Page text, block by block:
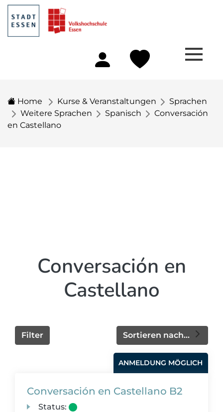
Home Kurse & Veranstaltungen
Sprachen
Weitere Sprachen
Spanisch
Conversación
en Castellano
Conversación en
Castellano
Sortieren nach...
Filter
ANMELDUNG MÖGLICH
Conversación en Castellano B2
Status: